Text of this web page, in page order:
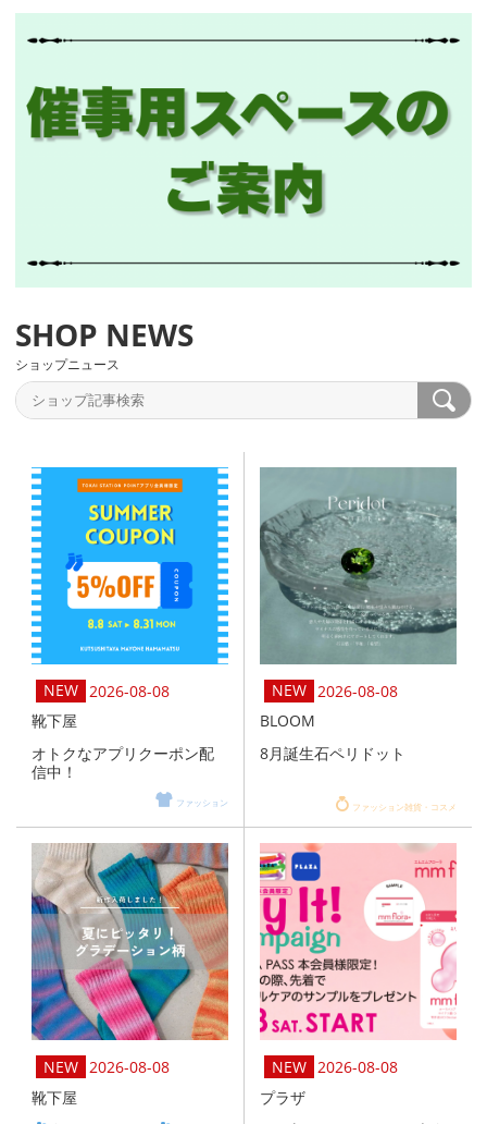
ショップニュース
2026-08-08
靴下屋
オトクなアプリクーポン配
信中！
ファッション
2026-08-08
BLOOM
8月誕生石ペリドット
ファッション雑貨・コスメ
2026-08-08
靴下屋
2026-08-08
プラザ